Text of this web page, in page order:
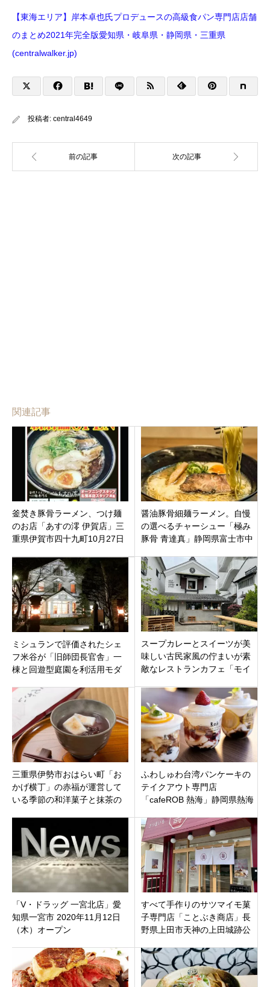
【東海エリア】岸本卓也氏プロデュースの高級食パン専門店店舗
のまとめ2021年完全版愛知県・岐阜県・静岡県・三重県
(centralwalker.jp)
投稿者: central4649
関連記事
釜焚き豚骨ラーメン、つけ麺
のお店「あすの澪 伊賀店」三
重県伊賀市四十九町10月27日
醤油豚骨細麺ラーメン。自慢
の選べるチャーシュー「極み
豚骨 青達真」静岡県富士市中
ミシュランで評価されたシェ
フ米谷が「旧師団長官舎」一
棟と回遊型庭園を利活用モダ
ス」新潟県上越市大町に4月20
日オープン
スープカレーとスイーツが美
味しい古民家風の佇まいが素
敵なレストランカフェ「モイ
三重県伊勢市おはらい町「お
かげ横丁」の赤福が運営して
いる季節の和洋菓子と抹茶の
ふわしゅわ台湾パンケーキの
テイクアウト専門店
「cafeROB 熱海」静岡県熱海
徒歩0分3月30日オープン。
「V・ドラッグ 一宮北店」愛
知県一宮市 2020年11月12日
（木）オープン
すべて手作りのサツマイモ菓
子専門店「ことぶき商店」長
野県上田市天神の上田城跡公